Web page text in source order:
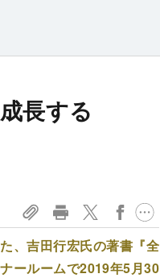
長する
、吉田行宏氏の著書『全
ールームで2019年5月30